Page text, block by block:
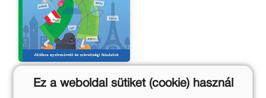
Ez a weboldal sütiket (cookie) használ